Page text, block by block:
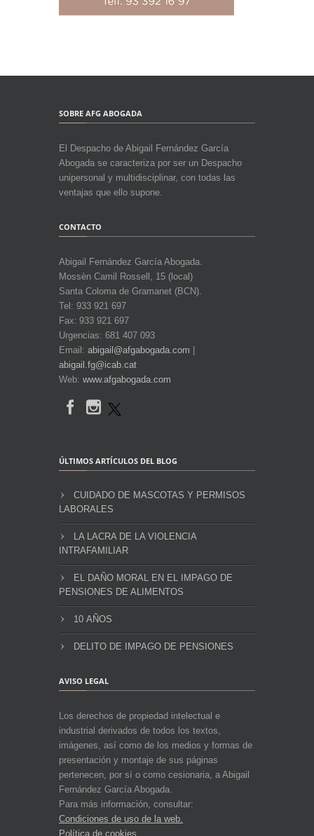
SOBRE AFG ABOGADA
El Despacho de Abigail Fernández García
Abogada se caracteriza por ser un Despacho
unipersonal y multidisciplinar, con todas las
ventajas que ello supone.
CONTACTO
Abigail Fernández García Abogada.
Mossèn Camil Rossell, 15 (local)
Santa Coloma de Gramanet (BCN).
Tel: 933 921 697
Fax: 933 921 697
Urgencias: 681 407 093
Email: abigail@afgabogada.com
abigail.fg@icab.cat
Web: www.afgabogada.com
ÚLTIMOS ARTÍCULOS DEL BLOG
CUIDADO DE MASCOTAS Y PERMISOS
LABORALES
LA LACRA DE LA VIOLENCIA
INTRAFAMILIAR
EL DAÑO MORAL EN EL IMPAGO DE
PENSIONES DE ALIMENTOS
10 AÑOS
DELITO DE IMPAGO DE PENSIONES
AVISO LEGAL
Los derechos de propiedad intelectual e
industrial derivados de todos los textos,
imágenes, así como de los medios y formas de
presentación y montaje de sus páginas
pertenecen, por sí o como cesionaria, a Abigail
Fernández García Abogada.
Para más información, consultar:
Condiciones de uso de la web.
Política de cookies